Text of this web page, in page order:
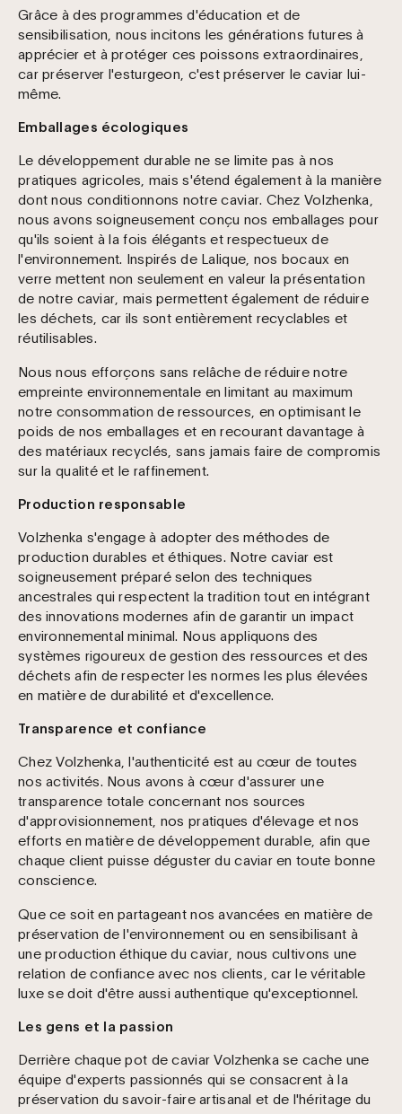
Grâce à des programmes d'éducation et de
sensibilisation, nous incitons les générations futures à
apprécier et à protéger ces poissons extraordinaires,
car préserver l'esturgeon, c'est préserver le caviar lui-
même.
Emballages écologiques
Le développement durable ne se limite pas à nos
pratiques agricoles, mais s'étend également à la manière
dont nous conditionnons notre caviar. Chez Volzhenka,
nous avons soigneusement conçu nos emballages pour
qu'ils soient à la fois élégants et respectueux de
l'environnement. Inspirés de Lalique, nos bocaux en
verre mettent non seulement en valeur la présentation
de notre caviar, mais permettent également de réduire
les déchets, car ils sont entièrement recyclables et
réutilisables.
Nous nous efforçons sans relâche de réduire notre
empreinte environnementale en limitant au maximum
notre consommation de ressources, en optimisant le
poids de nos emballages et en recourant davantage à
des matériaux recyclés, sans jamais faire de compromis
sur la qualité et le raffinement.
Production responsable
Volzhenka s'engage à adopter des méthodes de
production durables et éthiques. Notre caviar est
soigneusement préparé selon des techniques
ancestrales qui respectent la tradition tout en intégrant
des innovations modernes afin de garantir un impact
environnemental minimal. Nous appliquons des
systèmes rigoureux de gestion des ressources et des
déchets afin de respecter les normes les plus élevées
en matière de durabilité et d'excellence.
Transparence et confiance
Chez Volzhenka, l'authenticité est au cœur de toutes
nos activités. Nous avons à cœur d'assurer une
transparence totale concernant nos sources
d'approvisionnement, nos pratiques d'élevage et nos
efforts en matière de développement durable, afin que
chaque client puisse déguster du caviar en toute bonne
conscience.
Que ce soit en partageant nos avancées en matière de
préservation de l'environnement ou en sensibilisant à
une production éthique du caviar, nous cultivons une
relation de confiance avec nos clients, car le véritable
luxe se doit d'être aussi authentique qu'exceptionnel.
Les gens et la passion
Derrière chaque pot de caviar Volzhenka se cache une
équipe d'experts passionnés qui se consacrent à la
préservation du savoir-faire artisanal et de l'héritage du